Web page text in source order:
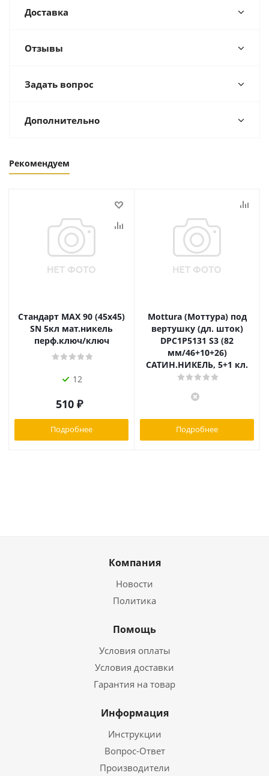
Доставка
Отзывы
Задать вопрос
Дополнительно
Рекомендуем
Стандарт MAX 90 (45х45)
SN 5кл мат.никель
перф.ключ/ключ
12
510 ₽
Подробнее
Mottura (Моттура) под
вертушку (дл. шток)
DPC1P5131 S3 (82
мм/46+10+26)
САТИН.НИКЕЛЬ, 5+1 кл.
Подробнее
Компания
Новости
Политика
Помощь
Условия оплаты
Условия доставки
Гарантия на товар
Информация
Инструкции
Вопрос-Ответ
Производители